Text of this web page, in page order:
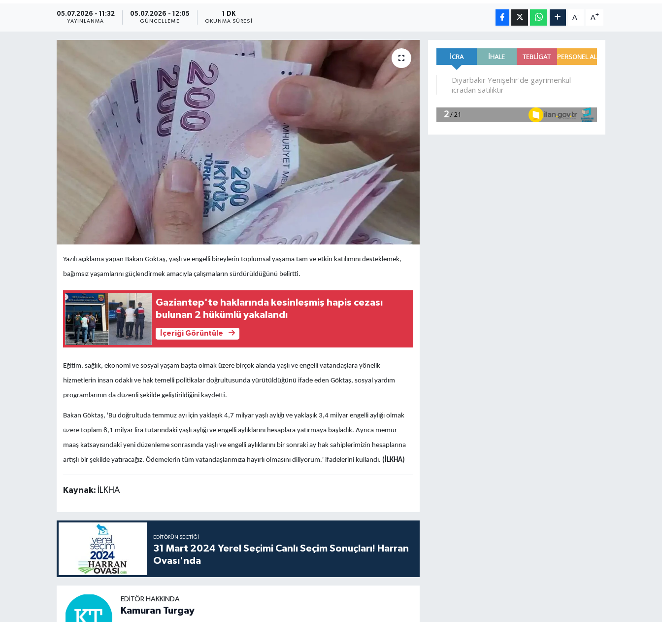
05.07.2026 - 11:32
YAYINLANMA
05.07.2026 - 12:05
GÜNCELLEME
1 DK
OKUNMA SÜRESI
A- A+
Yazılı açıklama yapan Bakan Göktaş, yaşlı ve engelli bireylerin toplumsal yaşama tam ve etkin katılımını desteklemek,
bağımsız yaşamlarını güçlendirmek amacıyla çalışmaların sürdürüldüğünü belirtti.
Gaziantep'te haklarında kesinleşmiş hapis cezası
bulunan 2 hükümlü yakalandı
İçeriği Görüntüle
Eğitim, sağlık, ekonomi ve sosyal yaşam başta olmak üzere birçok alanda yaşlı ve engelli vatandaşlara yönelik
hizmetlerin insan odaklı ve hak temelli politikalar doğrultusunda yürütüldüğünü ifade eden Göktaş, sosyal yardım
programlarının da düzenli şekilde geliştirildiğini kaydetti.
Bakan Göktaş, 'Bu doğrultuda temmuz ayı için yaklaşık 4,7 milyar yaşlı aylığı ve yaklaşık 3,4 milyar engelli aylığı olmak
üzere toplam 8,1 milyar lira tutarındaki yaşlı aylığı ve engelli aylıklarını hesaplara yatırmaya başladık. Ayrıca memur
maaş katsayısındaki yeni düzenleme sonrasında yaşlı ve engelli aylıklarını bir sonraki ay hak sahiplerimizin hesaplarına
artışlı bir şekilde yatıracağız. Ödemelerin tüm vatandaşlarımıza hayırlı olmasını diliyorum.' ifadelerini kullandı. (İLKHA)
Kaynak: İLKHA
EDITÖRÜN SEÇTIĞI
31 Mart 2024 Yerel Seçimi Canlı Seçim Sonuçları! Harran
Ovası'nda
EDITÖR HAKKINDA
Kamuran Turgay